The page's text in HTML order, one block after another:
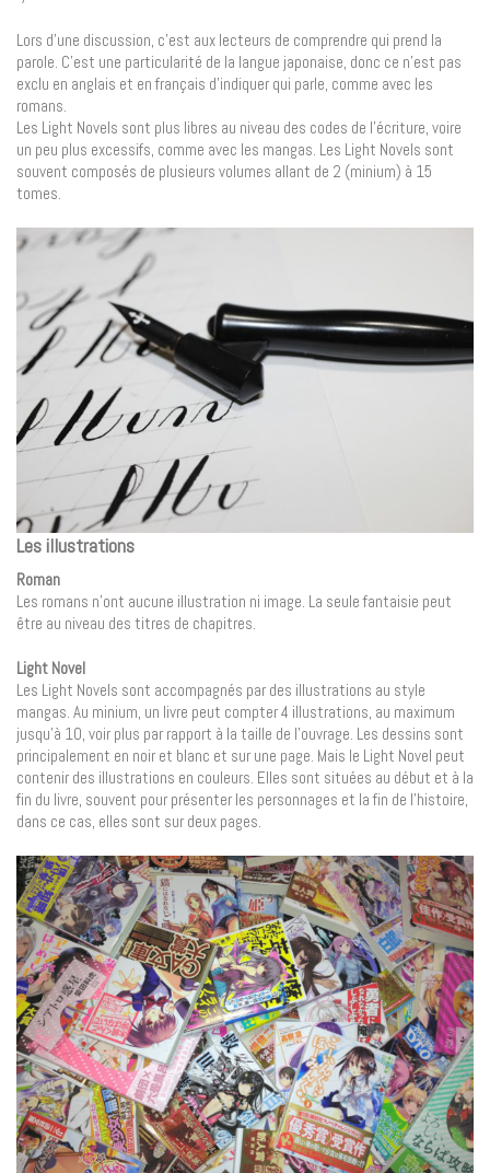
Lors d’une discussion, c’est aux lecteurs de comprendre qui prend la
parole. C’est une particularité de la langue japonaise, donc ce n’est pas
exclu en anglais et en français d’indiquer qui parle, comme avec les
romans.
Les Light Novels sont plus libres au niveau des codes de l’écriture, voire
un peu plus excessifs, comme avec les mangas. Les Light Novels sont
souvent composés de plusieurs volumes allant de 2 (minium) à 15
tomes.
Les illustrations
Roman
Les romans n’ont aucune illustration ni image. La seule fantaisie peut
être au niveau des titres de chapitres.
Light Novel
Les Light Novels sont accompagnés par des illustrations au style
mangas. Au minium, un livre peut compter 4 illustrations, au maximum
jusqu’à 10, voir plus par rapport à la taille de l’ouvrage. Les dessins sont
principalement en noir et blanc et sur une page. Mais le Light Novel peut
contenir des illustrations en couleurs. Elles sont situées au début et à la
fin du livre, souvent pour présenter les personnages et la fin de l’histoire,
dans ce cas, elles sont sur deux pages.